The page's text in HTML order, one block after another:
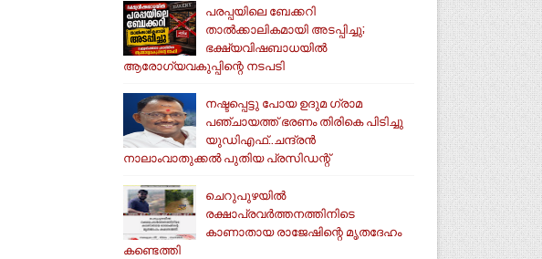
പരപ്പയിലെ ബേക്കറി
താൽക്കാലികമായി അടപ്പിച്ചു;
ഭക്ഷ്യവിഷബാധയിൽ
ആരോഗ്യവകുപ്പിന്റെ നടപടി
നഷ്ടപ്പെട്ടു പോയ ഉദുമ ഗ്രാമ
പഞ്ചായത്ത് ഭരണം തിരികെ പിടിച്ചു
യുഡിഎഫ്..ചന്ദ്രൻ
നാലാംവാതുക്കൽ പുതിയ പ്രസിഡന്റ്
ചെറുപുഴയിൽ
രക്ഷാപ്രവർത്തനത്തിനിടെ
കാണാതായ രാജേഷിന്റെ മൃതദേഹം
കണ്ടെത്തി